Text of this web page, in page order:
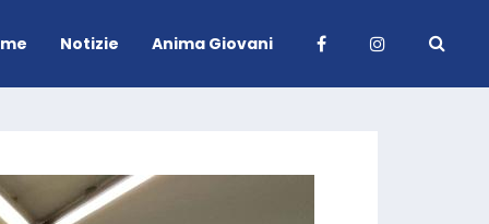
Notizie Anima Giovani